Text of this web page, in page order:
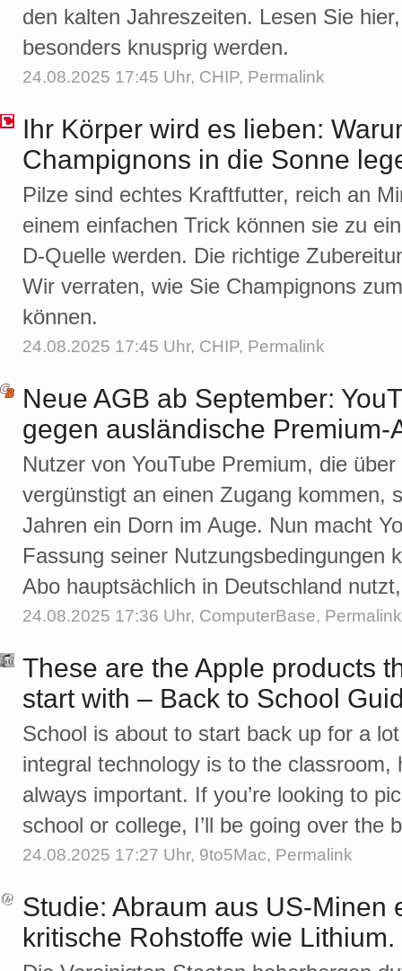
den kalten Jahreszeiten. Lesen Sie
besonders knusprig werden.
24.08.2025 17:45 Uhr, CHIP, Permalink
Ihr Körper wird es lieben:
Champignons in die Sonne
Pilze sind echtes Kraftfutter, reich an
einem einfachen Trick können sie zu
D-Quelle werden. Die richtige
Wir verraten, wie Sie Champignons
können.
24.08.2025 17:45 Uhr, CHIP, Permalink
Neue AGB ab September:
gegen ausländische Premium-
Nutzer von YouTube Premium, die
vergünstigt an einen Zugang kommen,
Jahren ein Dorn im Auge. Nun macht
Fassung seiner Nutzungsbedingungen
Abo hauptsächlich in Deutschland
24.08.2025 17:36 Uhr, ComputerBase, Permalink
These are the Apple products
start with – Back to School
School is about to start back up for a
integral technology is to the classroom,
always important. If you’re looking to
school or college, I’ll be going over
24.08.2025 17:27 Uhr, 9to5Mac, Permalink
Studie: Abraum aus US-Minen
kritische Rohstoffe wie Lithium.